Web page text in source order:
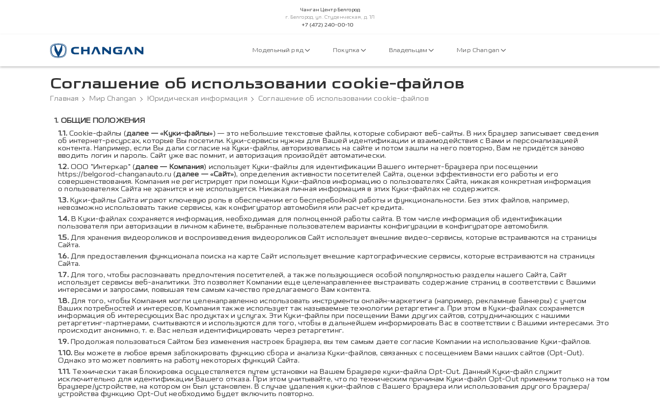
Чанган Центр Белгород
г. Белгород, ул. Студенческая, д. 1Л
+7 (472) 240-00-10
Модельный ряд Покупка Владельцам Мир Changan
Соглашение об использовании cookie-файлов
Главная Мир Changan Юридическая информация Соглашение об использовании cookie-файлов
Содержание соглашения об использовании cookie-файлов
ОБЩИЕ ПОЛОЖЕНИЯ
Cookie-файлы (далее — «Куки-файлы») — это небольшие текстовые файлы, которые собирают веб-сайты. В них браузер записывает сведения
об интернет-ресурсах, которые Вы посетили. Куки-сервисы нужны для Вашей идентификации и взаимодействия с Вами и персонализацией
контента. Например, если Вы дали согласие на Куки-файлы, авторизовались на сайте и потом зашли на него повторно, Вам не придётся заново
вводить логин и пароль. Сайт уже вас помнит, и авторизация произойдёт автоматически.
ООО "Интеркар" (далее — Компания) использует Куки-файлы для идентификации Вашего интернет-браузера при посещении
https://belgorod-changanauto.ru (далее — «Сайт»), определения активности посетителей Сайта, оценки эффективности его работы и его
совершенствования. Компания не регистрирует при помощи Куки-файлов информацию о пользователях Сайта, никакая конкретная информация
о пользователях Сайта не хранится и не используется. Никакая личная информация в этих Куки-файлах не содержится.
Куки-файлы Сайта играют ключевую роль в обеспечении его бесперебойной работы и функциональности. Без этих файлов, например,
невозможно использовать такие сервисы, как конфигуратор автомобиля или расчет кредита.
В Куки-файлах сохраняется информация, необходимая для полноценной работы сайта. В том числе информация об идентификации
пользователя при авторизации в личном кабинете, выбранные пользователем варианты конфигурации в конфигураторе автомобиля.
Для хранения видеороликов и воспроизведения видеороликов Сайт использует внешние видео-сервисы, которые встраиваются на страницы
Сайта.
Для предоставления функционала поиска на карте Сайт использует внешние картографические сервисы, которые встраиваются на страницы
Сайта.
Для того, чтобы распознавать предпочтения посетителей, а также пользующиеся особой популярностью разделы нашего Сайта, Сайт
использует сервисы веб-аналитики. Это позволяет Компании еще целенаправленнее выстраивать содержание страниц в соответствии с Вашими
интересами и запросами, повышая тем самым качество предлагаемого Вам контента.
Для того, чтобы Компания могли целенаправленно использовать инструменты онлайн-маркетинга (например, рекламные баннеры) с учетом
Ваших потребностей и интересов, Компания также использует так называемые технологии ретаргетинга. При этом в Куки-файлах сохраняется
информация об интересующих Вас продуктах и услугах. Эти Куки-файлы при посещении Вами других сайтов, сотрудничающих с нашими
ретаргетинг-партнерами, считываются и используются для того, чтобы в дальнейшем информировать Вас в соответствии с Вашими интересами. Это
происходит анонимно, т. е. Вас нельзя идентифицировать через ретаргетинг.
Продолжая пользоваться Сайтом без изменения настроек браузера, вы тем самым даете согласие Компании на использование Куки-файлов.
Вы можете в любое время заблокировать функцию сбора и анализа Куки-файлов, связанных с посещением Вами наших сайтов (Opt-Out).
Однако это может повлиять на работу некоторых функций Сайта.
Технически такая блокировка осуществляется путем установки на Вашем браузере куки-файла Opt-Out. Данный Куки-файл служит
исключительно для идентификации Вашего отказа. При этом учитывайте, что по техническим причинам Куки-файл Opt-Out применим только на том
браузере/устройстве, на котором он был установлен. В случае удаления куки-файлов с Вашего браузера или использования другого браузера/
устройства функцию Opt-Out необходимо будет включить повторно.